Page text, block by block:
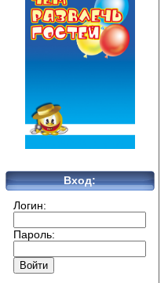
Вход:
Логин:
Пароль: